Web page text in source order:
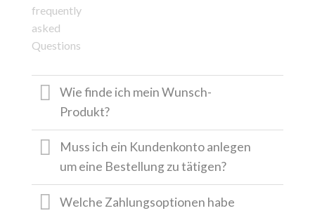
Wie finde ich mein Wunsch-
Produkt?
Muss ich ein Kundenkonto anlegen
um eine Bestellung zu tätigen?
Welche Zahlungsoptionen habe